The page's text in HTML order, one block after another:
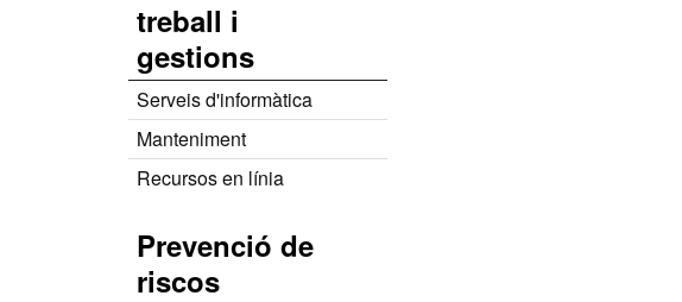
treball i
gestions
Serveis d'informàtica
Manteniment
Recursos en línia
Prevenció de
riscos